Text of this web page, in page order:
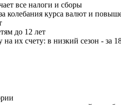
все налоги и сборы
колебания курса валют и
до 12 лет
их счету: в низкий сезон - за